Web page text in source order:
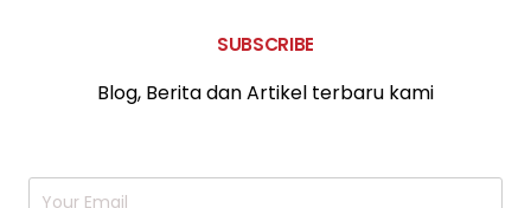
SUBSCRIBE
Blog, Berita dan Artikel terbaru kami